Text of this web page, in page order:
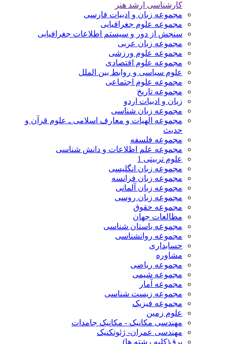
کارشناسی ارشد هنر
مجموعه زبان و ادبیات فارسی
مجموعه علوم جغرافیایی
سنجش از دور و سیستم اطلاعات جغرافیایی
مجموعه زبان عربی
مجموعه علوم ورزشی
مجموعه علوم اقتصادی
علوم سیاسی و روابط بین الملل
مجموعه علوم اجتماعی
مجموعه تاریخ
زبان و ادبیات اردو
مجموعه زبان شناسی
مجموعه الهیات و معارف اسلامی ـ علوم قرآن و
حدیث
مجموعه فلسفه
مجموعه علم اطلاعات و دانش شناسی
علوم تربیتی 1
مجموعه زبان انگلیسی
مجموعه زبان فرانسه
مجموعه زبان آلمانی
مجموعه زبان روسی
مجموعه حقوق
مطالعات جهان
مجموعه باستان شناسی
مجموعه روانشناسی
حسابداری
مشاوره
مجموعه ریاضی
مجموعه شیمی
مجموعه آمار
مجموعه زیست شناسی
مجموعه فیزیک
علوم زمین
مهندسی مکانیک - مکانیک جامدات
مهندسی عمران- ژئوتکنیک
برق(کلیه رشته ها)